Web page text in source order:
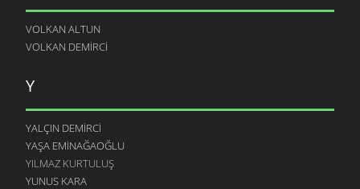
VOLKAN ALTUN
VOLKAN DEMIRCI
Y
YALÇIN DEMIRCI
YAŞA EMINAĞAOĞLU
YILMAZ KURTULUŞ
YUNUS KARA